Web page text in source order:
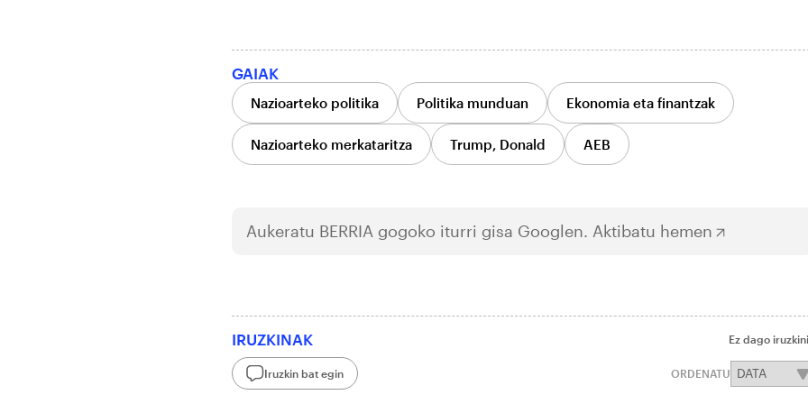
GAIAK
Nazioarteko politika Politika munduan Ekonomia eta finantzak
Nazioarteko merkataritza Trump, Donald AEB
Aukeratu BERRIA gogoko iturri gisa Googlen. Aktibatu hemen
IRUZKINAK Ez dago
Iruzkin bat egin ORDENATU